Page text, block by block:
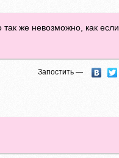
же невозможно, как
Запостить —